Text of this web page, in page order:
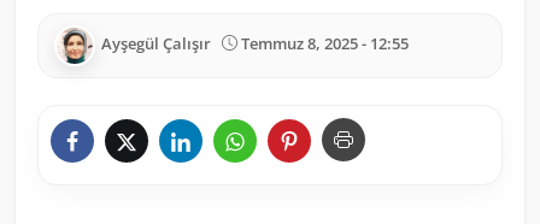
Ayşegül Çalışır Temmuz 8, 2025 - 12:55